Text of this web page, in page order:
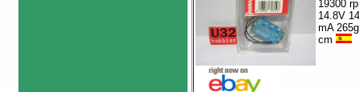
19300
14.8V
mA
cm